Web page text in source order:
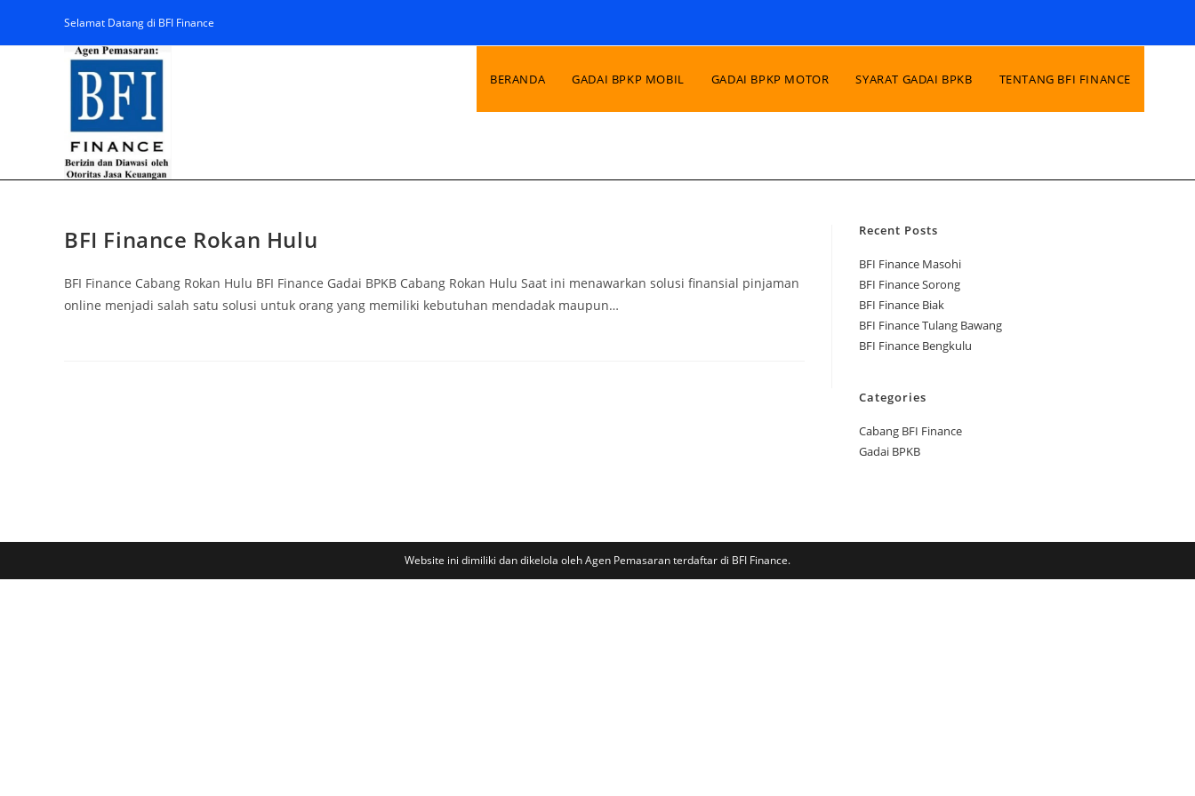
Selamat Datang di BFI Finance
BERANDA GADAI BPKP MOBIL GADAI BPKP MOTOR SYARAT GADAI BPKB TENTANG BFI FINANCE
BFI Finance Rokan Hulu
BFI Finance Cabang Rokan Hulu BFI Finance Gadai BPKB Cabang Rokan Hulu Saat ini menawarkan solusi finansial pinjaman
online menjadi salah satu solusi untuk orang yang memiliki kebutuhan mendadak maupun…
Recent Posts
BFI Finance Masohi
BFI Finance Sorong
BFI Finance Biak
BFI Finance Tulang Bawang
BFI Finance Bengkulu
Categories
Cabang BFI Finance
Gadai BPKB
Website ini dimiliki dan dikelola oleh Agen Pemasaran terdaftar di BFI Finance.